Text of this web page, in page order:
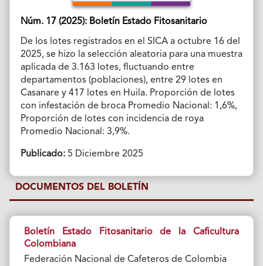
Núm. 17 (2025): Boletín Estado Fitosanitario
De los lotes registrados en el SICA a octubre 16 del
2025, se hizo la selección aleatoria para una muestra
aplicada de 3.163 lotes, fluctuando entre
departamentos (poblaciones), entre 29 lotes en
Casanare y 417 lotes en Huila. Proporción de lotes
con infestación de broca Promedio Nacional: 1,6%,
Proporción de lotes con incidencia de roya
Promedio Nacional: 3,9%.
Publicado:5 Diciembre 2025
DOCUMENTOS DEL BOLETÍN
Boletín Estado Fitosanitario de la Caficultura
Colombiana
Federación Nacional de Cafeteros de Colombia